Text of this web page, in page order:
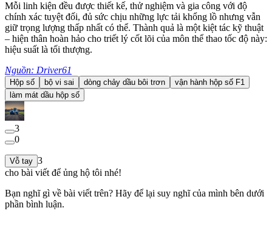
Mỗi linh kiện đều được thiết kế, thử nghiệm và gia công với độ
chính xác tuyệt đối, đủ sức chịu những lực tải khổng lồ nhưng vẫn
giữ trọng lượng thấp nhất có thể. Thành quả là một kiệt tác kỹ thuật
– hiện thân hoàn hảo cho triết lý cốt lõi của môn thể thao tốc độ này:
hiệu suất là tối thượng.
Nguồn: Driver61
Hộp số bộ vi sai dòng chảy dầu bôi trơn
vận hành hộp số F1
làm mát dầu hộp số
3
0
Vỗ tay 3
cho bài viết để ủng hộ tôi nhé!
Bạn nghĩ gì về bài viết trên? Hãy để lại suy nghĩ của mình bên dưới
phần bình luận.